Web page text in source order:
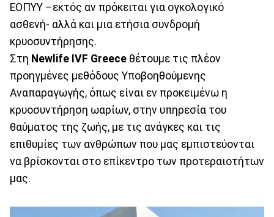
ΕΟΠΥΥ –εκτός αν πρόκειται για ογκολογικό
ασθενή- αλλά και μια ετήσια συνδρομή
κρυοσυντήρησης.
Στη Newlife IVF Greece θέτουμε τις πλέον
προηγμένες μεθόδους Υποβοηθούμενης
Αναπαραγωγής, όπως είναι εν προκειμένω η
κρυοσυντήρηση ωαρίων, στην υπηρεσία του
θαύματος της ζωής, με τις ανάγκες και τις
επιθυμίες των ανθρώπων που μας εμπιστεύονται
να βρίσκονται στο επίκεντρο των προτεραιοτήτων
μας.